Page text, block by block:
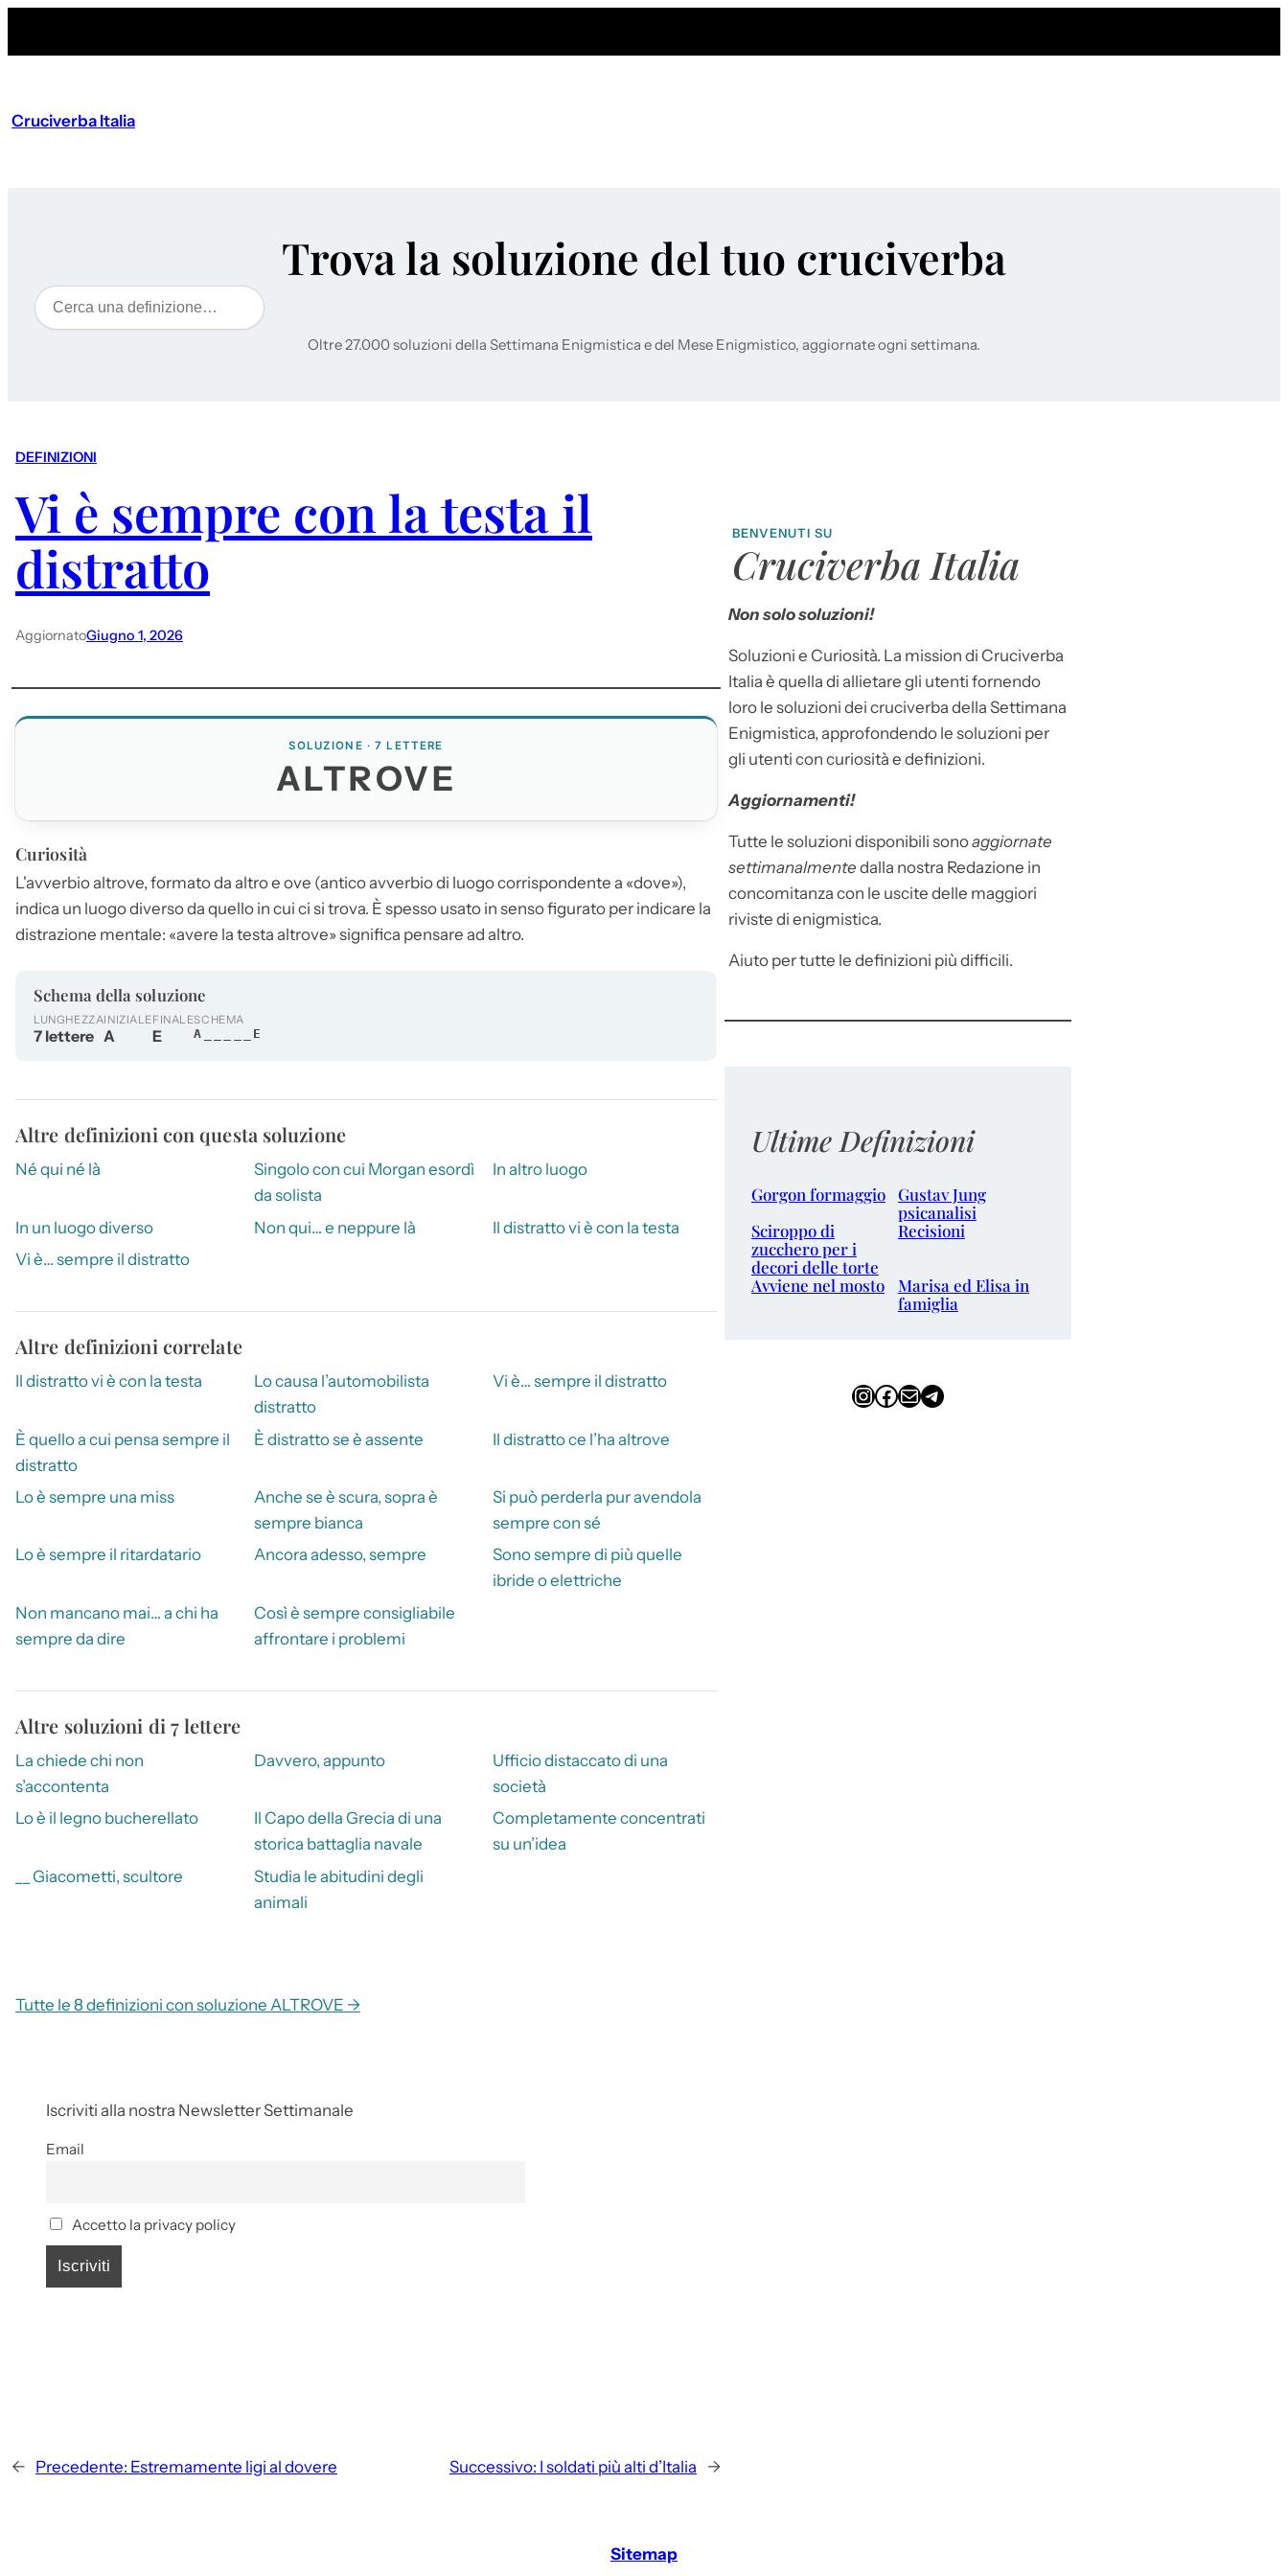
Cruciverba Italia
Trova la soluzione del tuo cruciverba
Cerca
Oltre 27.000 soluzioni della Settimana Enigmistica e del Mese Enigmistico, aggiornate ogni settimana.
DEFINIZIONI
Vi è sempre con la testa il
distratto
AggiornatoGiugno 1, 2026
SOLUZIONE · 7 LETTERE
ALTROVE
Curiosità
L'avverbioaltrove, formato da altro e ove (antico avverbio di luogo corrispondente a «dove»),
indica un luogo diverso da quello in cui ci si trova. È spesso usato in senso figurato per indicare la
distrazione mentale: «avere la testa altrove» significa pensare ad altro.
Schema della soluzione
LUNGHEZZA
7 lettere
INIZIALE
A
FINALE
E
SCHEMA
A_____E
Altre definizioni con questa soluzione
Né qui né là
Singolo con cui Morgan esordì
da solista
In altro luogo
In un luogo diverso Non qui… e neppure là
Il distratto vi è con la testa
Vi è… sempre il distratto
Altre definizioni correlate
Il distratto vi è con la testa
Lo causa l’automobilista
distratto
Vi è… sempre il distratto
È quello a cui pensa sempre il
distratto
È distratto se è assente Il distratto ce l’ha altrove
Lo è sempre una miss
Anche se è scura, sopra è
sempre bianca
Si può perderla pur avendola
sempre con sé
Lo è sempre il ritardatario
Ancora adesso, sempre
Sono sempre di più quelle
ibride o elettriche
Non mancano mai… a chi ha
sempre da dire
Così è sempre consigliabile
affrontare i problemi
Altre soluzioni di 7 lettere
La chiede chi non
s’accontenta
Davvero, appunto
Ufficio distaccato di una
società
Lo è il legno bucherellato
Il Capo della Grecia di una
storica battaglia navale
Completamente concentrati
su un’idea
__ Giacometti, scultore
Studia le abitudini degli
animali
Tutte le 8 definizioni con soluzione ALTROVE →
Iscriviti alla nostra Newsletter Settimanale
Email
Accetto la privacy policy
← Precedente: Estremamente ligi al dovere Successivo: I soldati più alti d’Italia →
BENVENUTI SU
Cruciverba Italia
Non solo soluzioni!
Soluzioni e Curiosità. La mission di Cruciverba
Italia è quella di allietare gli utenti fornendo
loro le soluzioni dei cruciverba della Settimana
Enigmistica, approfondendo le soluzioni per
gli utenti con curiosità e definizioni.
Aggiornamenti!
Tutte le soluzioni disponibili sonoaggiornate
settimanalmente dalla nostra Redazione in
concomitanza con le uscite delle maggiori
riviste di enigmistica.
Aiuto per tutte le definizioni più difficili.
Ultime Definizioni
Gorgon formaggio Gustav Jung
psicanalisi
Sciroppo di
zucchero per i
decori delle torte
Recisioni
Avviene nel mosto
Marisa ed Elisa in
famiglia
InstagramFacebook Email Telegram
Sitemap